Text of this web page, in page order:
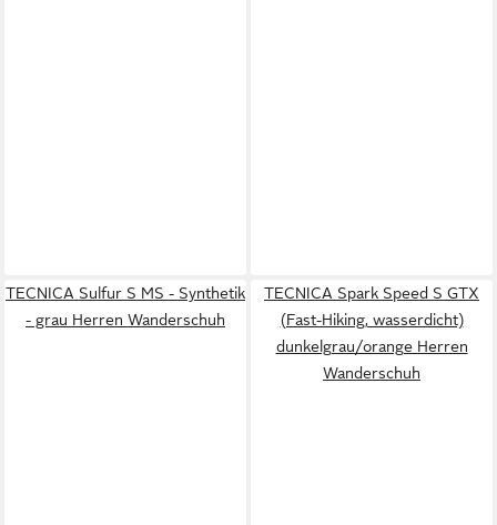
TECNICA Sulfur S MS - Synthetik
- grau Herren Wanderschuh
TECNICA Spark Speed S GTX
(Fast-Hiking, wasserdicht)
dunkelgrau/orange Herren
Wanderschuh